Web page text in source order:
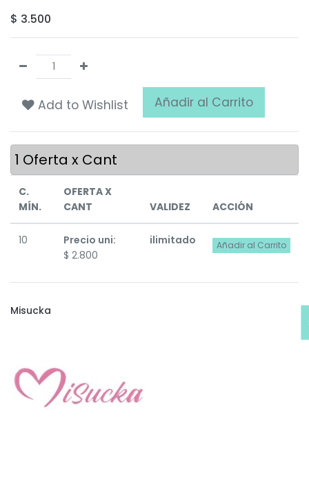
$ 3.500
Add to Wishlist Añadir al Carrito
1 Oferta x Cant
C.
MÍN.
OFERTA X
CANT
VALIDEZ ACCIÓN
10
Precio uni:
$ 2.800
ilimitado Añadir al Carrito
Misucka